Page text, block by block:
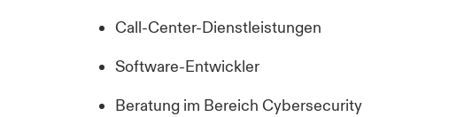
Call-Center-Dienstleistungen
Software-Entwickler
Beratung im Bereich Cybersecurity